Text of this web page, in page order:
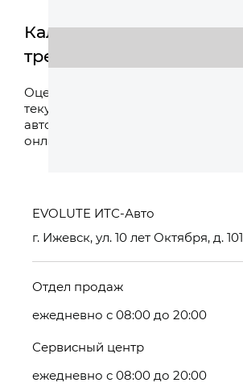
Калькулятор
трейд-ин
Оцените свой
текущий
автомобиль
онлайн
EVOLUTE ИТС-Авто
г. Ижевск, ул. 10 лет Октября, д. 101
Отдел продаж
ежедневно с 08:00 до 20:00
Сервисный центр
ежедневно с 08:00 до 20:00